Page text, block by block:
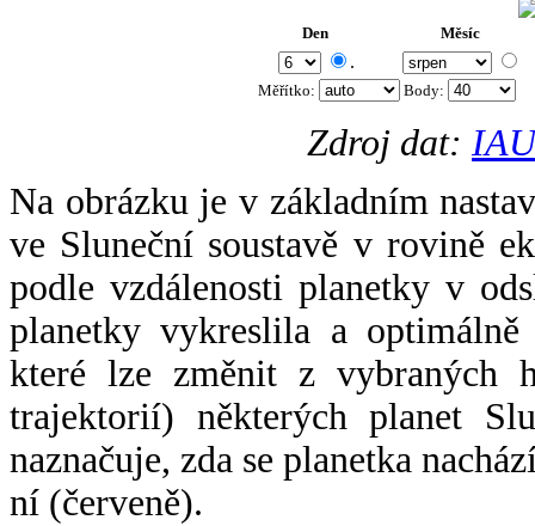
Den Měsíc
.
Měřítko: Body:
Zdroj dat:
Na obrázku je v základním
ve Sluneční soustavě v rovině
podle vzdálenosti planetky v
planetky vykreslila a
které lze změnit z vybraných
trajektorií) některých planet
naznačuje, zda se planetka
ní (červeně).